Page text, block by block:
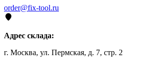
order@fix-tool.ru
Адрес склада:
г. Москва, ул. Пермская, д. 7, стр. 2